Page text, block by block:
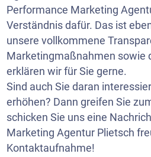
Performance Marketing
Verständnis dafür. Das ist
unsere vollkommene
Marketingmaßnahmen sowie
erklären wir für Sie gerne.
Sind auch Sie daran
erhöhen? Dann greifen Sie
schicken Sie uns eine
Marketing Agentur Plietsch
Kontaktaufnahme!